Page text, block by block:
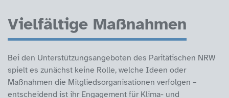
Vielfältige Maßnahmen
Bei den Unterstützungsangeboten des Paritätischen NRW
spielt es zunächst keine Rolle, welche Ideen oder
Maßnahmen die Mitgliedsorganisationen verfolgen –
entscheidend ist ihr Engagement für Klima- und